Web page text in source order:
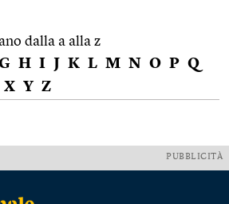
dalla a alla z
H I J K L M N O P Q
X Y Z
PUBBLICITÀ